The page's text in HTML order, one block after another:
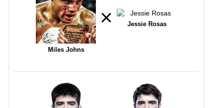
Miles Johns
Jessie Rosas